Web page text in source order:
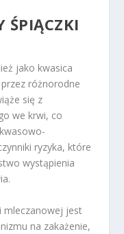
ŚPIĄCZKI
jako kwasica
różnorodne
się z
we krwi, co
ryzyka, które
wystąpienia
mleczanowej jest
na zakażenie,